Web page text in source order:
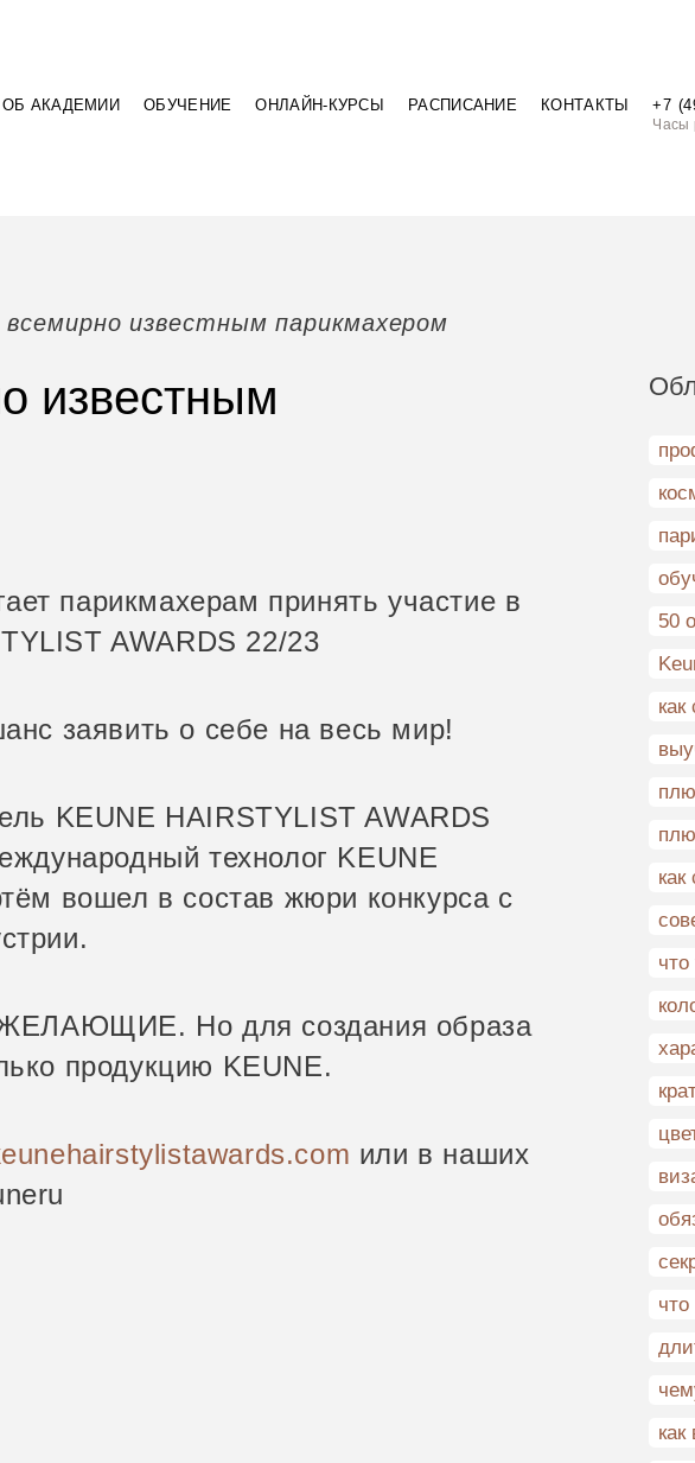
ОБ АКАДЕМИИ ОБУЧЕНИЕ ОНЛАЙН-КУРСЫ РАСПИСАНИЕ КОНТАКТЫ +7
Часы
известным парикмахером
известным
парикмахерам принять участие в
AWARDS 22/23
заявить о себе на весь мир!
KEUNE HAIRSTYLIST AWARDS
технолог KEUNE
вошел в состав жюри конкурса с
ЖЕЛАЮЩИЕ. Но для создания образа
продукцию KEUNE.
или в наших
50
как
что